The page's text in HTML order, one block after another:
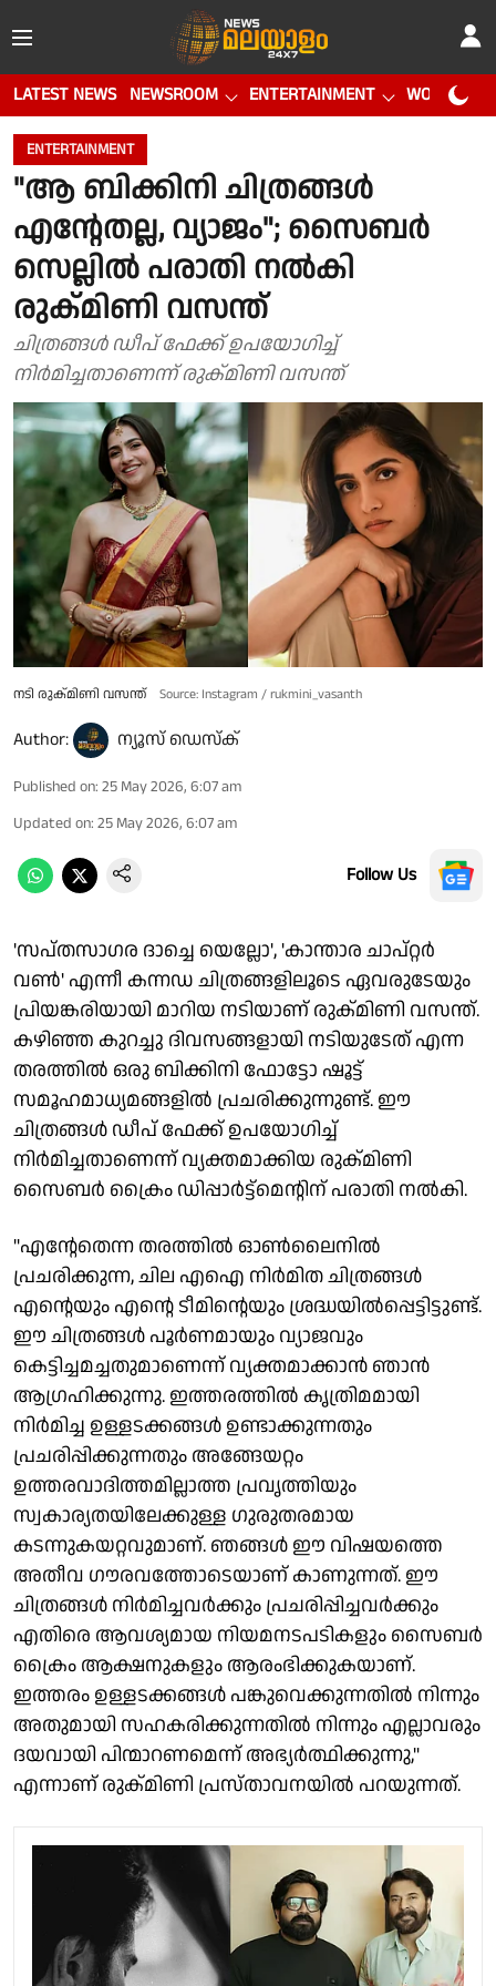
LATEST NEWS NEWSROOM ENTERTAINMENT WORLD CUP
ENTERTAINMENT
"ആ ബിക്കിനി ചിത്രങ്ങൾ
എന്റേതല്ല, വ്യാജം"; സൈബർ
സെല്ലിൽ പരാതി നൽകി
രുക്മിണി വസന്ത്
ചിത്രങ്ങൾ ഡീപ് ഫേക്ക് ഉപയോഗിച്ച്
നിർമിച്ചതാണെന്ന് രുക്മിണി വസന്ത്
നടി രുക്മിണി വസന്ത് Source: Instagram / rukmini_vasanth
Author: ന്യൂസ് ഡെസ്ക്
Published on: 25 May 2026, 6:07 am
Updated on: 25 May 2026, 6:07 am
Follow Us
'സപ്തസാഗര ദാച്ചെ യെല്ലോ', 'കാന്താര ചാപ്റ്റർ
വൺ' എന്നീ കന്നഡ ചിത്രങ്ങളിലൂടെ ഏവരുടേയും
പ്രിയങ്കരിയായി മാറിയ നടിയാണ് രുക്മിണി വസന്ത്.
കഴിഞ്ഞ കുറച്ചു ദിവസങ്ങളായി നടിയുടേത് എന്ന
തരത്തിൽ ഒരു ബിക്കിനി ഫോട്ടോ ഷൂട്ട്
സമൂഹമാധ്യമങ്ങളിൽ പ്രചരിക്കുന്നുണ്ട്. ഈ
ചിത്രങ്ങൾ ഡീപ് ഫേക്ക് ഉപയോഗിച്ച്
നിർമിച്ചതാണെന്ന് വ്യക്തമാക്കിയ രുക്മിണി
സൈബർ ക്രൈം ഡിപ്പാർട്ട്മെന്റിന് പരാതി നൽകി.
"എന്റേതെന്ന തരത്തിൽ ഓൺലൈനിൽ
പ്രചരിക്കുന്ന, ചില എഐ നിർമിത ചിത്രങ്ങൾ
എന്റെയും എന്റെ ടീമിന്റെയും ശ്രദ്ധയിൽപ്പെട്ടിട്ടുണ്ട്.
ഈ ചിത്രങ്ങൾ പൂർണമായും വ്യാജവും
കെട്ടിച്ചമച്ചതുമാണെന്ന് വ്യക്തമാക്കാൻ ഞാൻ
ആഗ്രഹിക്കുന്നു. ഇത്തരത്തിൽ കൃത്രിമമായി
നിർമിച്ച ഉള്ളടക്കങ്ങൾ ഉണ്ടാക്കുന്നതും
പ്രചരിപ്പിക്കുന്നതും അങ്ങേയറ്റം
ഉത്തരവാദിത്തമില്ലാത്ത പ്രവൃത്തിയും
സ്വകാര്യതയിലേക്കുള്ള ഗുരുതരമായ
കടന്നുകയറ്റവുമാണ്. ഞങ്ങൾ ഈ വിഷയത്തെ
അതീവ ഗൗരവത്തോടെയാണ് കാണുന്നത്. ഈ
ചിത്രങ്ങൾ നിർമിച്ചവർക്കും പ്രചരിപ്പിച്ചവർക്കും
എതിരെ ആവശ്യമായ നിയമനടപടികളും സൈബർ
ക്രൈം ആക്ഷനുകളും ആരംഭിക്കുകയാണ്.
ഇത്തരം ഉള്ളടക്കങ്ങൾ പങ്കുവെക്കുന്നതിൽ നിന്നും
അതുമായി സഹകരിക്കുന്നതിൽ നിന്നും എല്ലാവരും
ദയവായി പിന്മാറണമെന്ന് അഭ്യർത്ഥിക്കുന്നു,"
എന്നാണ് രുക്മിണി പ്രസ്താവനയിൽ പറയുന്നത്.